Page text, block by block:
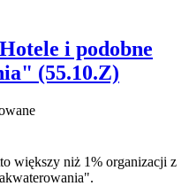
i podobne
(55.10.Z)
większy niż 1% organizacji z